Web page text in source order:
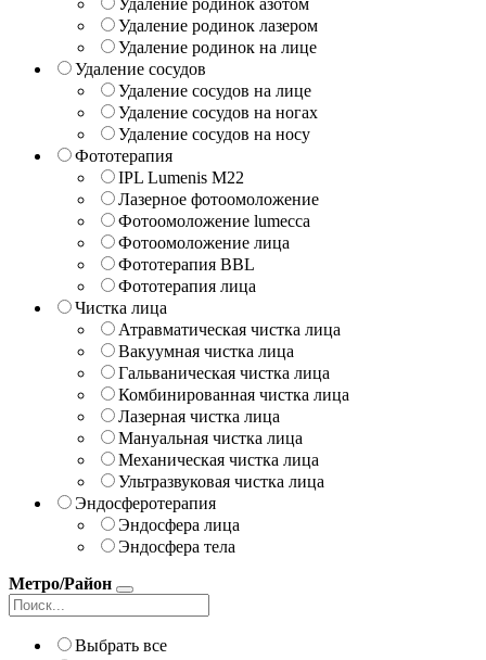
Удаление родинок лазером
Удаление родинок на лице
Удаление сосудов
Удаление сосудов на лице
Удаление сосудов на ногах
Удаление сосудов на носу
Фототерапия
IPL Lumenis M22
Лазерное фотоомоложение
Фотоомоложение lumecca
Фотоомоложение лица
Фототерапия BBL
Фототерапия лица
Чистка лица
Атравматическая чистка лица
Вакуумная чистка лица
Гальваническая чистка лица
Комбинированная чистка лица
Лазерная чистка лица
Мануальная чистка лица
Механическая чистка лица
Ультразвуковая чистка лица
Эндосферотерапия
Эндосфера лица
Эндосфера тела
Метро/Район
Выбрать все